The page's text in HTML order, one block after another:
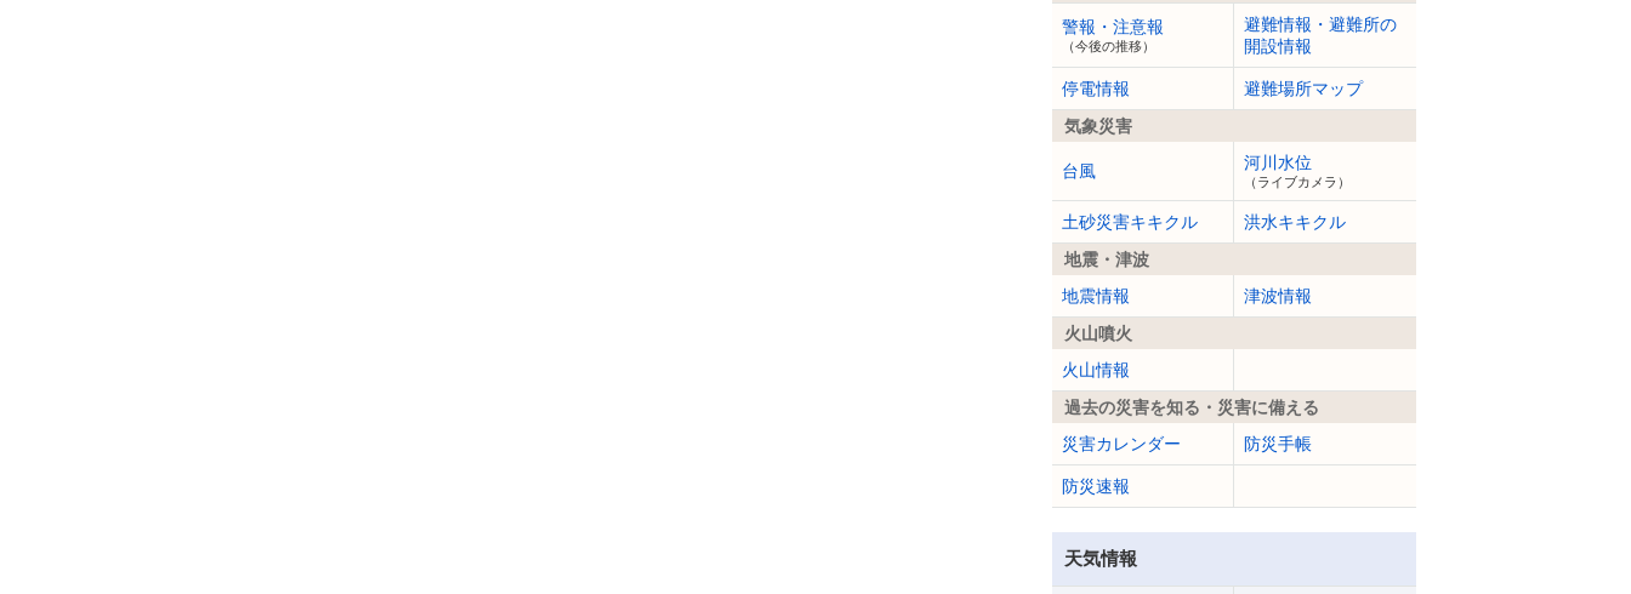
警報・注意報
（今後の推移）
避難情報・避難所の
開設情報
停電情報
避難場所マップ
気象災害
台風 河川水位
（ライブカメラ）
土砂災害キキクル
洪水キキクル
地震・津波
地震情報
津波情報
火山噴火
火山情報
過去の災害を知る・災害に備える
災害カレンダー
防災手帳
防災速報
天気情報